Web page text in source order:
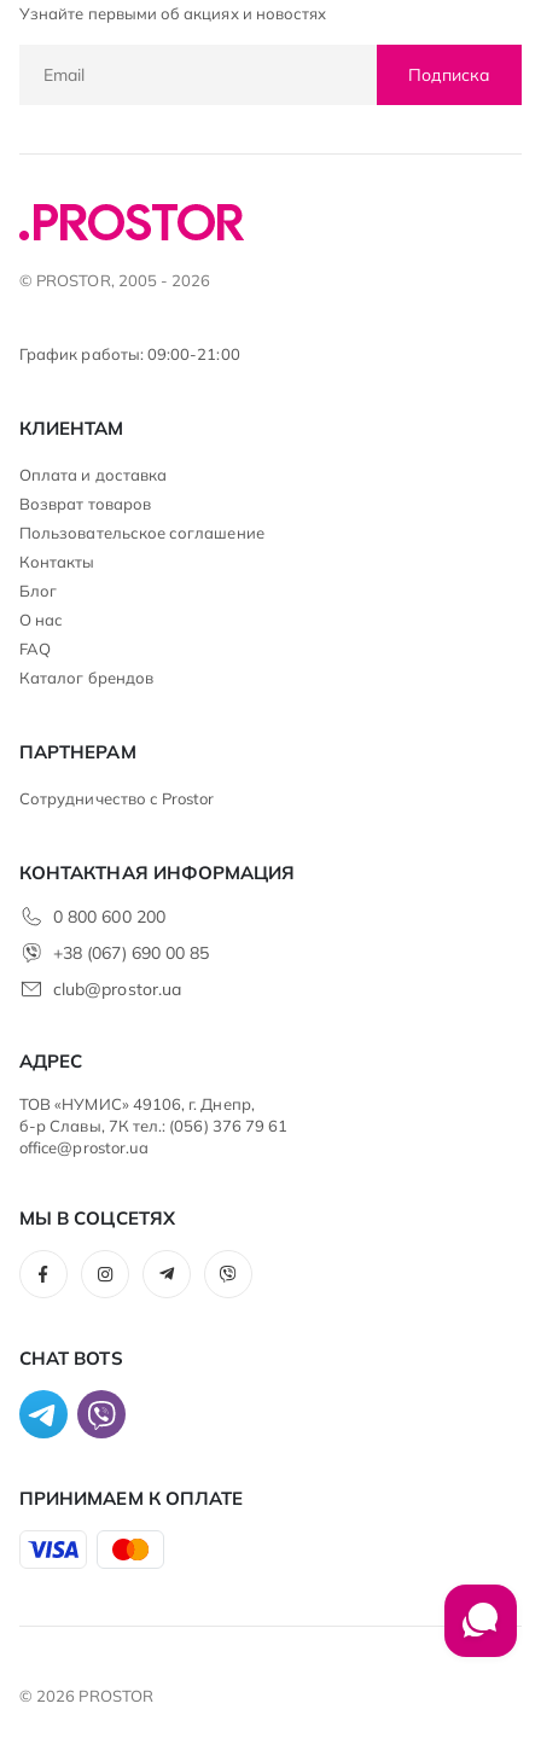
Узнайте первыми об акциях и новостях
Подписка
© PROSTOR, 2005 - 2026
График работы: 09:00-21:00
КЛИЕНТАМ
Оплата и доставка
Возврат товаров
Пользовательское соглашение
Контакты
Блог
О нас
FAQ
Каталог брендов
ПАРТНЕРАМ
Сотрудничество с Prostor
КОНТАКТНАЯ ИНФОРМАЦИЯ
0 800 600 200
+38 (067) 690 00 85
club@prostor.ua
АДРЕС
ТОВ «НУМИС» 49106, г. Днепр,
б-р Славы, 7К тел.: (056) 376 79 61
office@prostor.ua
МЫ В СОЦСЕТЯХ
CHAT BOTS
ПРИНИМАЕМ К ОПЛАТЕ
© 2026 PROSTOR